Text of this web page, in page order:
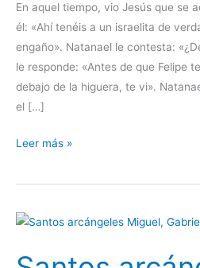
En aquel tiempo, vio Jesús que se
él: «Ahí tenéis a un israelita de
engaño». Natanael le contesta:
le responde: «Antes de que Felipe
debajo de la higuera, te vi».
el […]
Leer más »
Santos
Miguel,